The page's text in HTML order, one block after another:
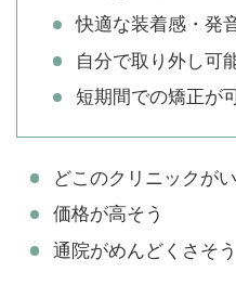
快適な装着感・発
自分で取り外し可
短期間での矯正が
どこのクリニックが
価格が高そう
通院がめんどくさそう